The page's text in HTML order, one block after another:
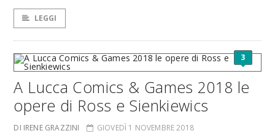
LEGGI
3
A Lucca Comics & Games 2018 le
opere di Ross e Sienkiewics
DI IRENE GRAZZINI GIOVEDÌ 1 NOVEMBRE 2018